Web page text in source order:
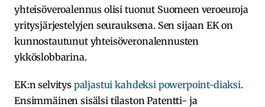
yhteisöveroalennus olisi tuonut Suomeen veroeuroja
yritysjärjestelyjen seurauksena. Sen sijaan EK on
kunnostautunut yhteisöveronalennusten
ykköslobbarina.
EK:n selvityspaljastui kahdeksi powerpoint-diaksi.
Ensimmäinen sisälsi tilaston Patentti- ja